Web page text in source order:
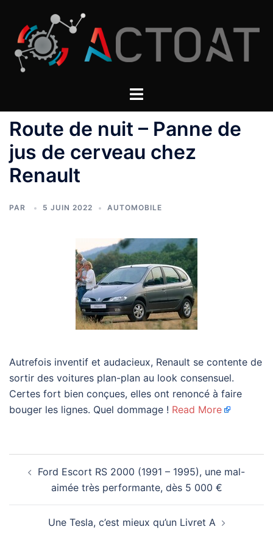
contenu
Route de nuit – Panne de
jus de cerveau chez
Renault
PAR 5 JUIN 2022 AUTOMOBILE
Autrefois inventif et audacieux, Renault se contente de
sortir des voitures plan-plan au look consensuel.
Certes fort bien conçues, elles ont renoncé à faire
bouger les lignes. Quel dommage ! Read More
d’article
Ford Escort RS 2000 (1991 – 1995), une mal-
aimée très performante, dès 5 000 €
Une Tesla, c’est mieux qu’un Livret A